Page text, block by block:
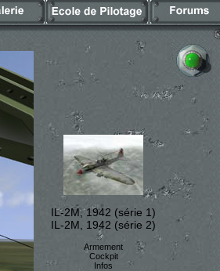
IL-2M, 1942 (série 1)
IL-2M, 1942 (série 2)
Armement
Cockpit
Infos